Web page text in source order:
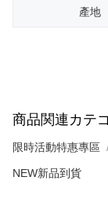
產地
商品関連カテ
限時活動特惠專區
NEW新品到貨